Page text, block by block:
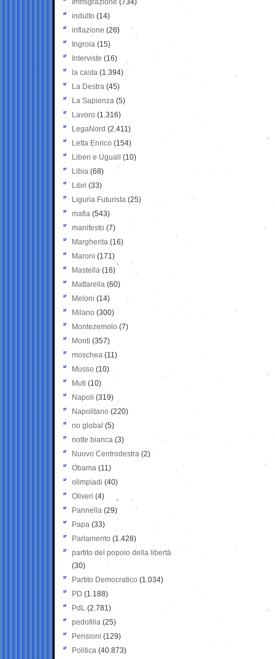
Immigrazione (734)
indulto (14)
inflazione (26)
Ingroia (15)
Interviste (16)
la casta (1.394)
La Destra (45)
La Sapienza (5)
Lavoro (1.316)
LegaNord (2.411)
Letta Enrico (154)
Liberi e Uguali (10)
Libia (68)
Libri (33)
Liguria Futurista (25)
mafia (543)
manifesto (7)
Margherita (16)
Maroni (171)
Mastella (16)
Mattarella (60)
Meloni (14)
Milano (300)
Montezemolo (7)
Monti (357)
moschea (11)
Musso (10)
Muti (10)
Napoli (319)
Napolitano (220)
no global (5)
notte bianca (3)
Nuovo Centrodestra (2)
Obama (11)
olimpiadi (40)
Oliveri (4)
Pannella (29)
Papa (33)
Parlamento (1.428)
partito del popolo della libertà
(30)
Partito Democratico (1.034)
PD (1.188)
PdL (2.781)
pedofilia (25)
Pensioni (129)
Politica (40.873)